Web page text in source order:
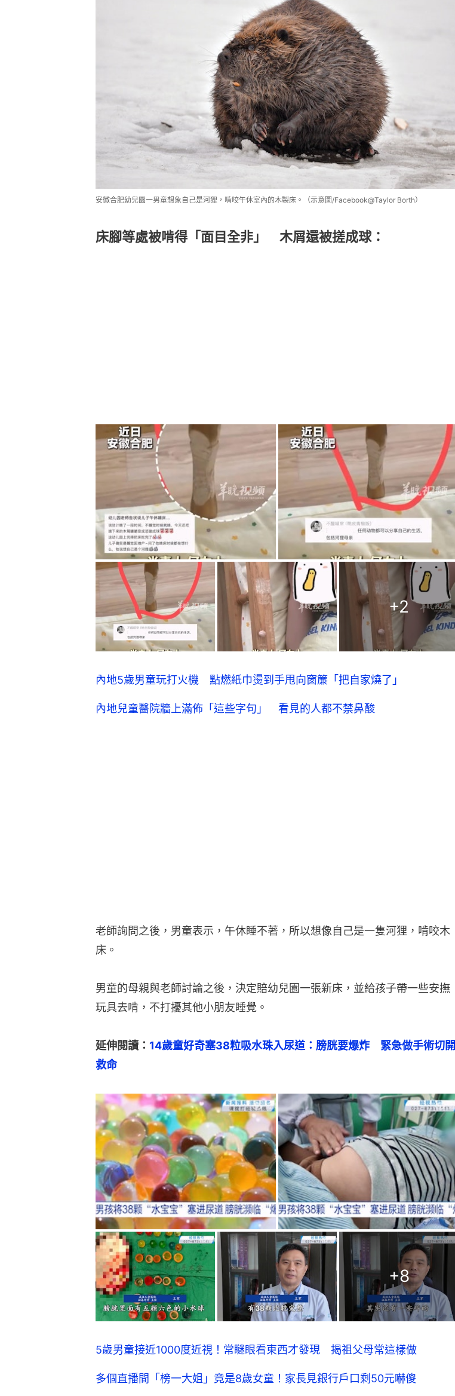
安徽合肥幼兒園一男童想象自己是河狸，啃咬午休室內的木製床。（示意圖/Facebook@Taylor Borth）
床腳等處被啃得「面目全非」 木屑還被搓成球：
+2
內地5歲男童玩打火機 點燃紙巾燙到手甩向窗簾「把自家燒了」
內地兒童醫院牆上滿佈「這些字句」 看見的人都不禁鼻酸
老師詢問之後，男童表示，午休睡不著，所以想像自己是一隻河狸，啃咬木
床。
男童的母親與老師討論之後，決定賠幼兒園一張新床，並給孩子帶一些安撫
玩具去啃，不打擾其他小朋友睡覺。
延伸閱讀： 14歲童好奇塞38粒吸水珠入尿道：膀胱要爆炸　緊急做手術切開
救命
+8
5歲男童接近1000度近視！常瞇眼看東西才發現 揭祖父母常這樣做
多個直播間「榜一大姐」竟是8歲女童！家長見銀行戶口剩50元嚇傻